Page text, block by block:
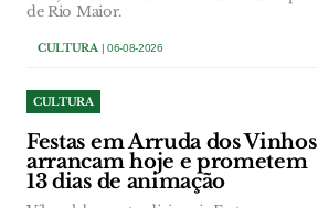
de Rio Maior.
CULTURA| 06-08-2026
CULTURA
Festas em Arruda dos Vinhos
arrancam hoje e prometem
13 dias de animação